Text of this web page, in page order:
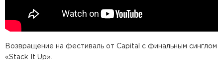
Возвращение на фестиваль от Capital с финальным синглом
«Stack It Up».